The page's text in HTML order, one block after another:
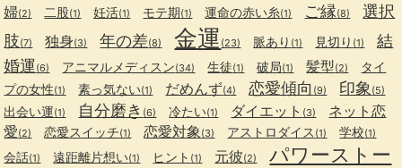
婦(2) 二股(1) 妊活(1) モテ期(1) 運命の赤い糸(1) ご縁(8)
選択
肢(7) 独身(3) 年の差(8) 金運 (23) 脈あり (1) 見切り (1)
結
婚運(6) アニマルメディスン(34) 生徒(1) 破局(1) 髪型(2)
タイ
プの女性(1) 素っ気ない(1) だめんず(4) 恋愛傾向 (9) 印象 (5)
出会い運(1) 自分磨き (6) 冷たい(1) ダイエット (3)
ネット恋
愛(2) 恋愛スイッチ(1) 恋愛対象 (3) アストロダイス (1) 学校(1)
会話(1) 遠距離片想い(1) ヒント (1) 元彼(2)
パワーストー